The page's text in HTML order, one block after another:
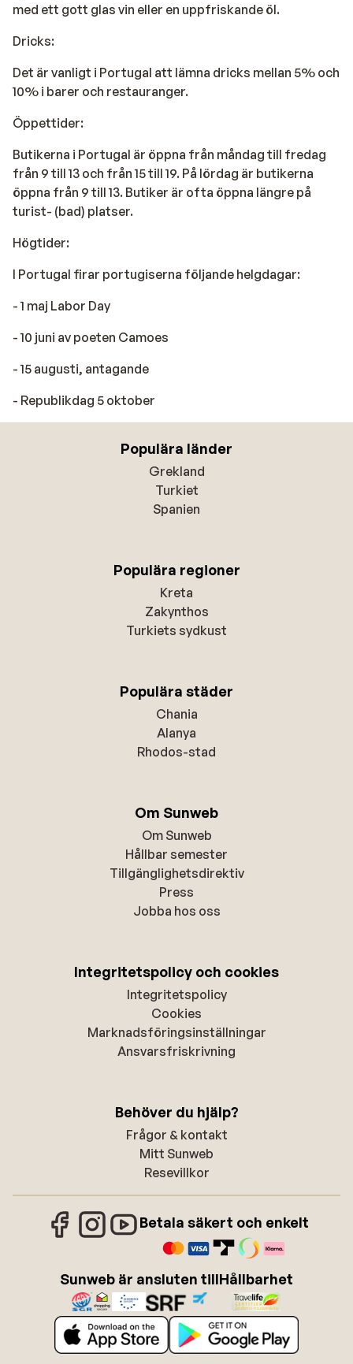
med ett gott glas vin eller en uppfriskande öl.
Dricks:
Det är vanligt i Portugal att lämna dricks mellan 5% och
10% i barer och restauranger.
Öppettider:
Butikerna i Portugal är öppna från måndag till fredag
från 9 till 13 och från 15 till 19. På lördag är butikerna
öppna från 9 till 13. Butiker är ofta öppna längre på
turist- (bad) platser.
Högtider:
I Portugal firar portugiserna följande helgdagar:
- 1 maj Labor Day
- 10 juni av poeten Camoes
- 15 augusti, antagande
- Republikdag 5 oktober
Populära länder
Grekland
Turkiet
Spanien
Populära regioner
Kreta
Zakynthos
Turkiets sydkust
Populära städer
Chania
Alanya
Rhodos-stad
Om Sunweb
Om Sunweb
Hållbar semester
Tillgänglighetsdirektiv
Press
Jobba hos oss
Integritetspolicy och cookies
Integritetspolicy
Cookies
Marknadsföringsinställningar
Ansvarsfriskrivning
Behöver du hjälp?
Frågor & kontakt
Mitt Sunweb
Resevillkor
Betala säkert och enkelt
Sunweb är ansluten tillHållbarhet